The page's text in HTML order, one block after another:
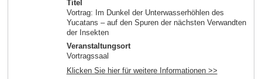
Titel
Vortrag: Im Dunkel der Unterwasserhöhlen des
Yucatans – auf den Spuren der nächsten Verwandten
der Insekten
Veranstaltungsort
Vortragssaal
Klicken Sie hier für weitere Informationen >>